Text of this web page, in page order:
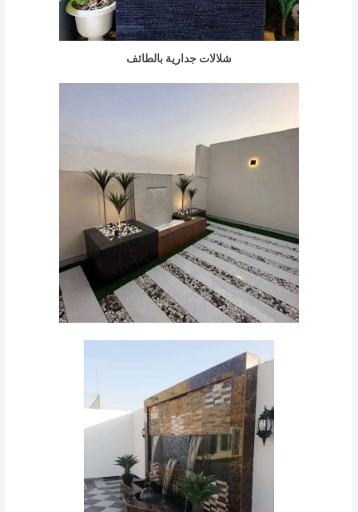
شلالات جدارية بالطائف